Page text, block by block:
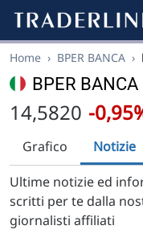
Home › BPER BANCA ›
BPER BANCA
14,5820 -
Grafico
Notizie
Ultime notizie ed
scritti per te dalla
giornalisti affiliati